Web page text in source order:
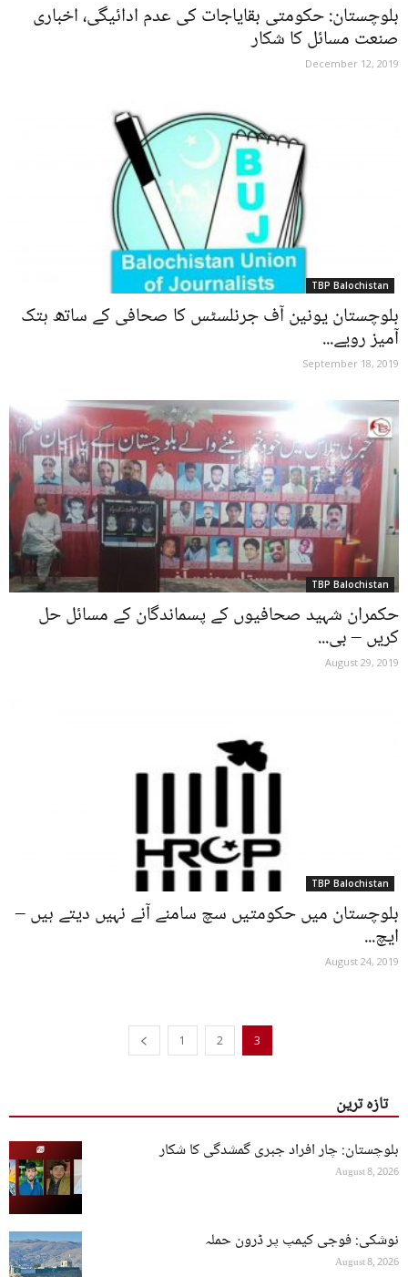
بلوچستان: حکومتی بقایاجات کی عدم ادائیگی، اخباری
صنعت مسائل کا شکار
December 12, 2019
TBP Balochistan
بلوچستان یونین آف جرنلسٹس کا صحافی کے ساتھ ہتک
آمیز رویے...
September 18, 2019
TBP Balochistan
حکمران شہید صحافیوں کے پسماندگان کے مسائل حل
کریں – بی...
August 29, 2019
TBP Balochistan
بلوچستان میں حکومتیں سچ سامنے آنے نہیں دیتے ہیں –
ایچ...
August 24, 2019
1 2 3
تازہ ترین
بلوچستان: چار افراد جبری گمشدگی کا شکار
August 8, 2026
نوشکی: فوجی کیمپ پر ڈرون حملہ
August 8, 2026